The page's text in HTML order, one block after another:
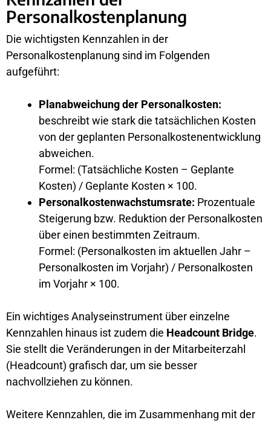
Personalkostenplanung
Die wichtigsten Kennzahlen in der
Personalkostenplanung sind im Folgenden
aufgeführt:
Planabweichung der Personalkosten:
beschreibt wie stark die tatsächlichen Kosten
von der geplanten Personalkostenentwicklung
abweichen.
Formel: (Tatsächliche Kosten – Geplante
Kosten) / Geplante Kosten × 100.
Personalkostenwachstumsrate: Prozentuale
Steigerung bzw. Reduktion der Personalkosten
über einen bestimmten Zeitraum.
Formel: (Personalkosten im aktuellen Jahr –
Personalkosten im Vorjahr) / Personalkosten
im Vorjahr × 100.
Ein wichtiges Analyseinstrument über einzelne
Kennzahlen hinaus ist zudem die Headcount Bridge.
Sie stellt die Veränderungen in der Mitarbeiterzahl
(Headcount) grafisch dar, um sie besser
nachvollziehen zu können.
Weitere Kennzahlen, die im Zusammenhang mit der